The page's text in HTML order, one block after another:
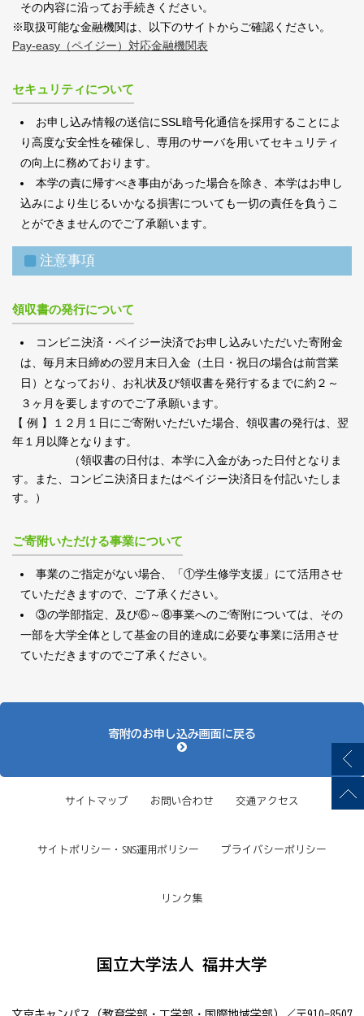
その内容に沿ってお手続きください。
※取扱可能な金融機関は、以下のサイトからご確認ください。
Pay-easy（ペイジー）対応金融機関表
セキュリティについて
お申し込み情報の送信にSSL暗号化通信を採用することによ
り高度な安全性を確保し、専用のサーバを用いてセキュリティ
の向上に務めております。
本学の責に帰すべき事由があった場合を除き、本学はお申し
込みにより生じるいかなる損害についても一切の責任を負うこ
とができませんのでご了承願います。
注意事項
領収書の発行について
コンビニ決済・ペイジー決済でお申し込みいただいた寄附金
は、毎月末日締めの翌月末日入金（土日・祝日の場合は前営業
日）となっており、お礼状及び領収書を発行するまでに約２～
３ヶ月を要しますのでご了承願います。
【 例 】１２月１日にご寄附いただいた場合、領収書の発行は、翌
年１月以降となります。
（領収書の日付は、本学に入金があった日付となりま
す。また、コンビニ決済日またはペイジー決済日を付記いたしま
す。）
ご寄附いただける事業について
事業のご指定がない場合、「①学生修学支援」にて活用させ
ていただきますので、ご了承ください。
③の学部指定、及び⑥～⑧事業へのご寄附については、その
一部を大学全体として基金の目的達成に必要な事業に活用させ
ていただきますのでご了承ください。
寄附のお申し込み画面に戻る
サイトマップ お問い合わせ 交通アクセス
サイトポリシー・SNS運用ポリシー プライバシーポリシー
リンク集
国立大学法人 福井大学